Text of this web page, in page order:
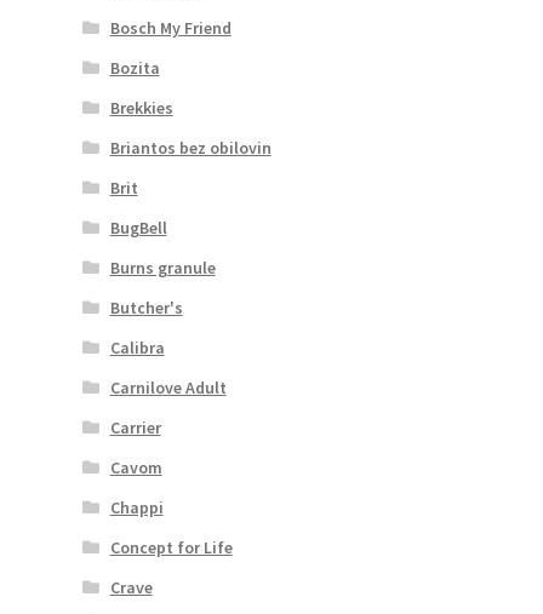
Bosch My Friend
Bozita
Brekkies
Briantos bez obilovin
Brit
BugBell
Burns granule
Butcher's
Calibra
Carnilove Adult
Carrier
Cavom
Chappi
Concept for Life
Crave